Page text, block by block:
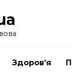
Здоров’я